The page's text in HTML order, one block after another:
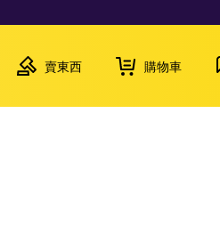
賣東西 購物車